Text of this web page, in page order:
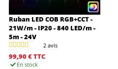
Ruban LED COB RGB+CCT -
21W/m - IP20 - 840 LED/m -
5m - 24V
2 avis
99,90 €TTC
En stock